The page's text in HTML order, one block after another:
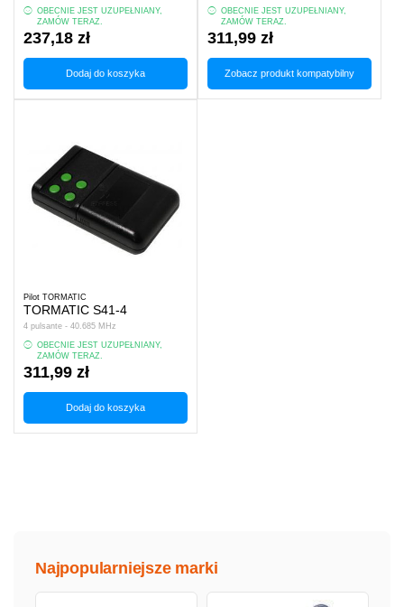
OBECNIE JEST UZUPEŁNIANY,
ZAMÓW TERAZ.
237,18 zł
Dodaj do koszyka
OBECNIE JEST UZUPEŁNIANY,
ZAMÓW TERAZ.
311,99 zł
Zobacz produkt kompatybilny
Pilot TORMATIC
TORMATIC S41-4
4 pulsante - 40.685 MHz
OBECNIE JEST UZUPEŁNIANY,
ZAMÓW TERAZ.
311,99 zł
Dodaj do koszyka
Najpopularniejsze marki